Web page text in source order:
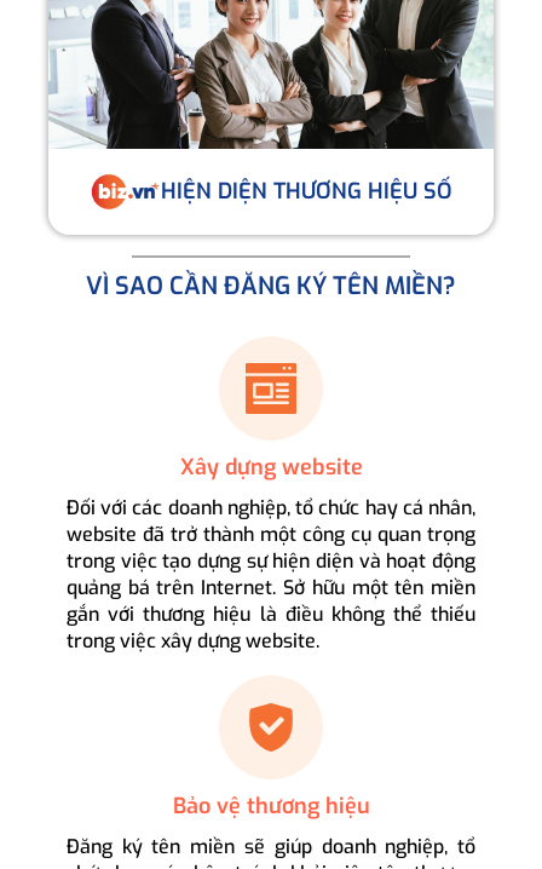
HIỆN DIỆN THƯƠNG HIỆU SỐ
VÌ SAO CẦN ĐĂNG KÝ TÊN MIỀN?
Xây dựng website
Đối với các doanh nghiệp, tổ chức hay cá nhân,
website đã trở thành một công cụ quan trọng
trong việc tạo dựng sự hiện diện và hoạt động
quảng bá trên Internet. Sở hữu một tên miền
gắn với thương hiệu là điều không thể thiếu
trong việc xây dựng website.
Bảo vệ thương hiệu
Đăng ký tên miền sẽ giúp doanh nghiệp, tổ